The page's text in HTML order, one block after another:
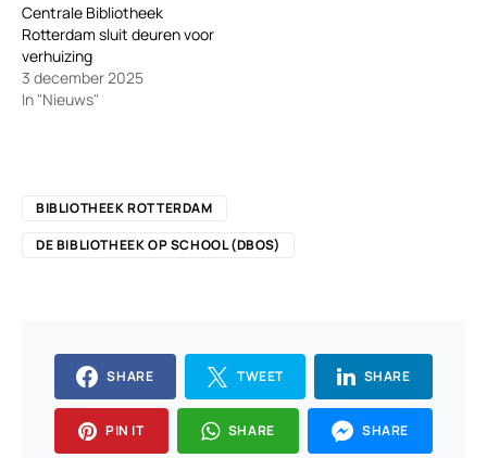
Centrale Bibliotheek
Rotterdam sluit deuren voor
verhuizing
3 december 2025
In "Nieuws"
BIBLIOTHEEK ROTTERDAM
DE BIBLIOTHEEK OP SCHOOL (DBOS)
SHARE TWEET SHARE
PIN IT SHARE SHARE